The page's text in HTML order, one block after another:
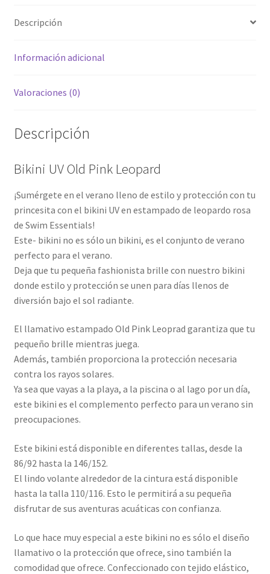
Descripción
Información adicional
Valoraciones (0)
Descripción
Bikini UV Old Pink Leopard
¡Sumérgete en el verano lleno de estilo y protección con tu
princesita con el bikini UV en estampado de leopardo rosa
de Swim Essentials!
Este- bikini no es sólo un bikini, es el conjunto de verano
perfecto para el verano.
Deja que tu pequeña fashionista brille con nuestro bikini
donde estilo y protección se unen para días llenos de
diversión bajo el sol radiante.
El llamativo estampado Old Pink Leoprad garantiza que tu
pequeño brille mientras juega.
Además, también proporciona la protección necesaria
contra los rayos solares.
Ya sea que vayas a la playa, a la piscina o al lago por un día,
este bikini es el complemento perfecto para un verano sin
preocupaciones.
Este bikini está disponible en diferentes tallas, desde la
86/92 hasta la 146/152.
El lindo volante alrededor de la cintura está disponible
hasta la talla 110/116. Esto le permitirá a su pequeña
disfrutar de sus aventuras acuáticas con confianza.
Lo que hace muy especial a este bikini no es sólo el diseño
llamativo o la protección que ofrece, sino también la
comodidad que ofrece. Confeccionado con tejido elástico,